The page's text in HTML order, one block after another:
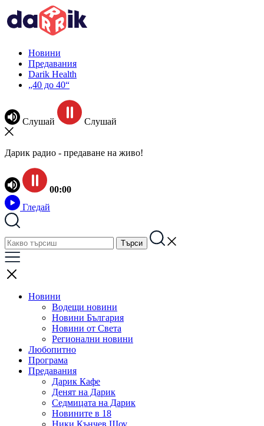
Новини
Предавания
Darik Health
„40 до 40“
Слушай Слушай
Дарик радио - предаване на живо!
00:00
Гледай
Новини
Водещи новини
Новини България
Новини от Света
Регионални новини
Любопитно
Програма
Предавания
Дарик Кафе
Денят на Дарик
Седмицата на Дарик
Новините в 18
Ники Кънчев Шоу